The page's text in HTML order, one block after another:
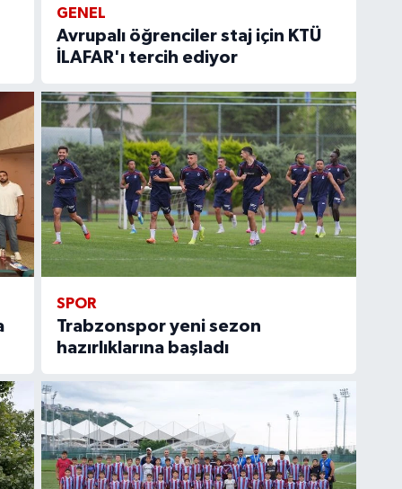
GENEL
Avrupalı öğrenciler staj için KTÜ
İLAFAR'ı tercih ediyor
SPOR
Trabzonspor yeni sezon
hazırlıklarına başladı